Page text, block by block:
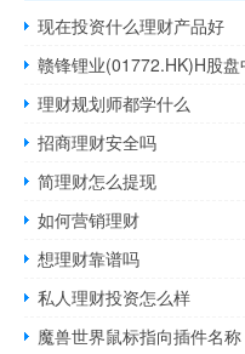
现在投资什么理财产品好
理财规划师都学什么
招商理财安全吗
简理财怎么提现
如何营销理财
想理财靠谱吗
私人理财投资怎么样
魔兽世界鼠标指向插件名